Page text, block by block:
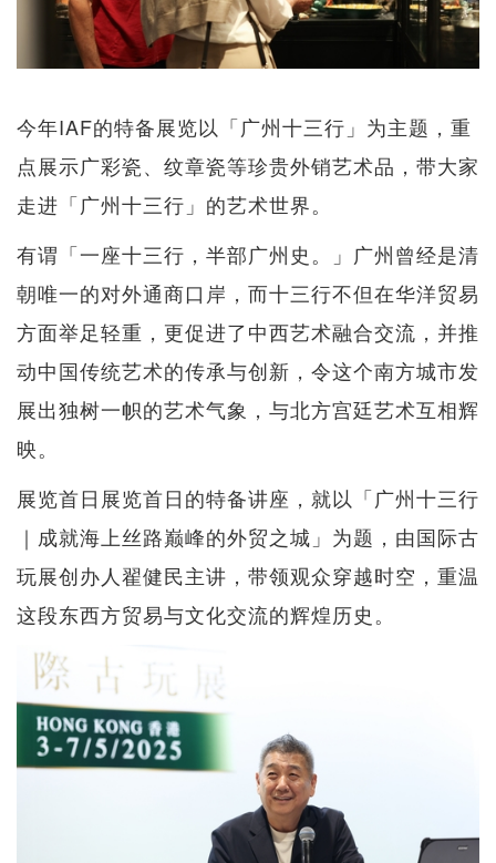
今年IAF的特备展览以「广州十三行」为主题，重
点展示广彩瓷、纹章瓷等珍贵外销艺术品，带大家
走进「广州十三行」的艺术世界。
有谓「一座十三行，半部广州史。」广州曾经是清
朝唯一的对外通商口岸，而十三行不但在华洋贸易
方面举足轻重，更促进了中西艺术融合交流，并推
动中国传统艺术的传承与创新，令这个南方城市发
展出独树一帜的艺术气象，与北方宫廷艺术互相辉
映。
展览首日展览首日的特备讲座，就以「广州十三行
｜成就海上丝路巅峰的外贸之城」为题，由国际古
玩展创办人翟健民主讲，带领观众穿越时空，重温
这段东西方贸易与文化交流的辉煌历史。